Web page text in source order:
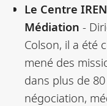
Le Centre
Médiation -
Colson, il a été
mené des
dans plus de
négociation,